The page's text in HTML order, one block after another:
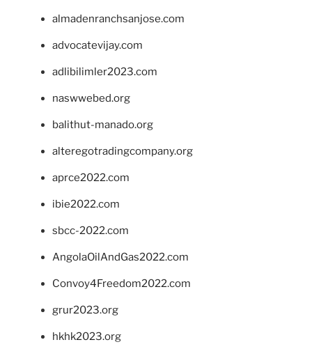
almadenranchsanjose.com
advocatevijay.com
adlibilimler2023.com
naswwebed.org
balithut-manado.org
alteregotradingcompany.org
aprce2022.com
ibie2022.com
sbcc-2022.com
AngolaOilAndGas2022.com
Convoy4Freedom2022.com
grur2023.org
hkhk2023.org